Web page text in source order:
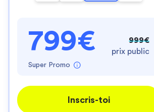
799€
Super Promo
999€
prix public
Inscris-toi